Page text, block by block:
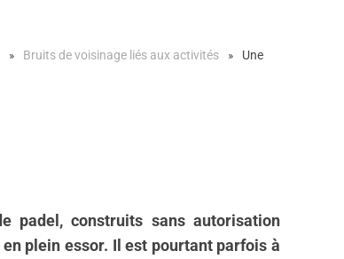
Bruits de voisinage liés aux activités
Une
padel, construits sans autorisation
plein essor. Il est pourtant parfois à